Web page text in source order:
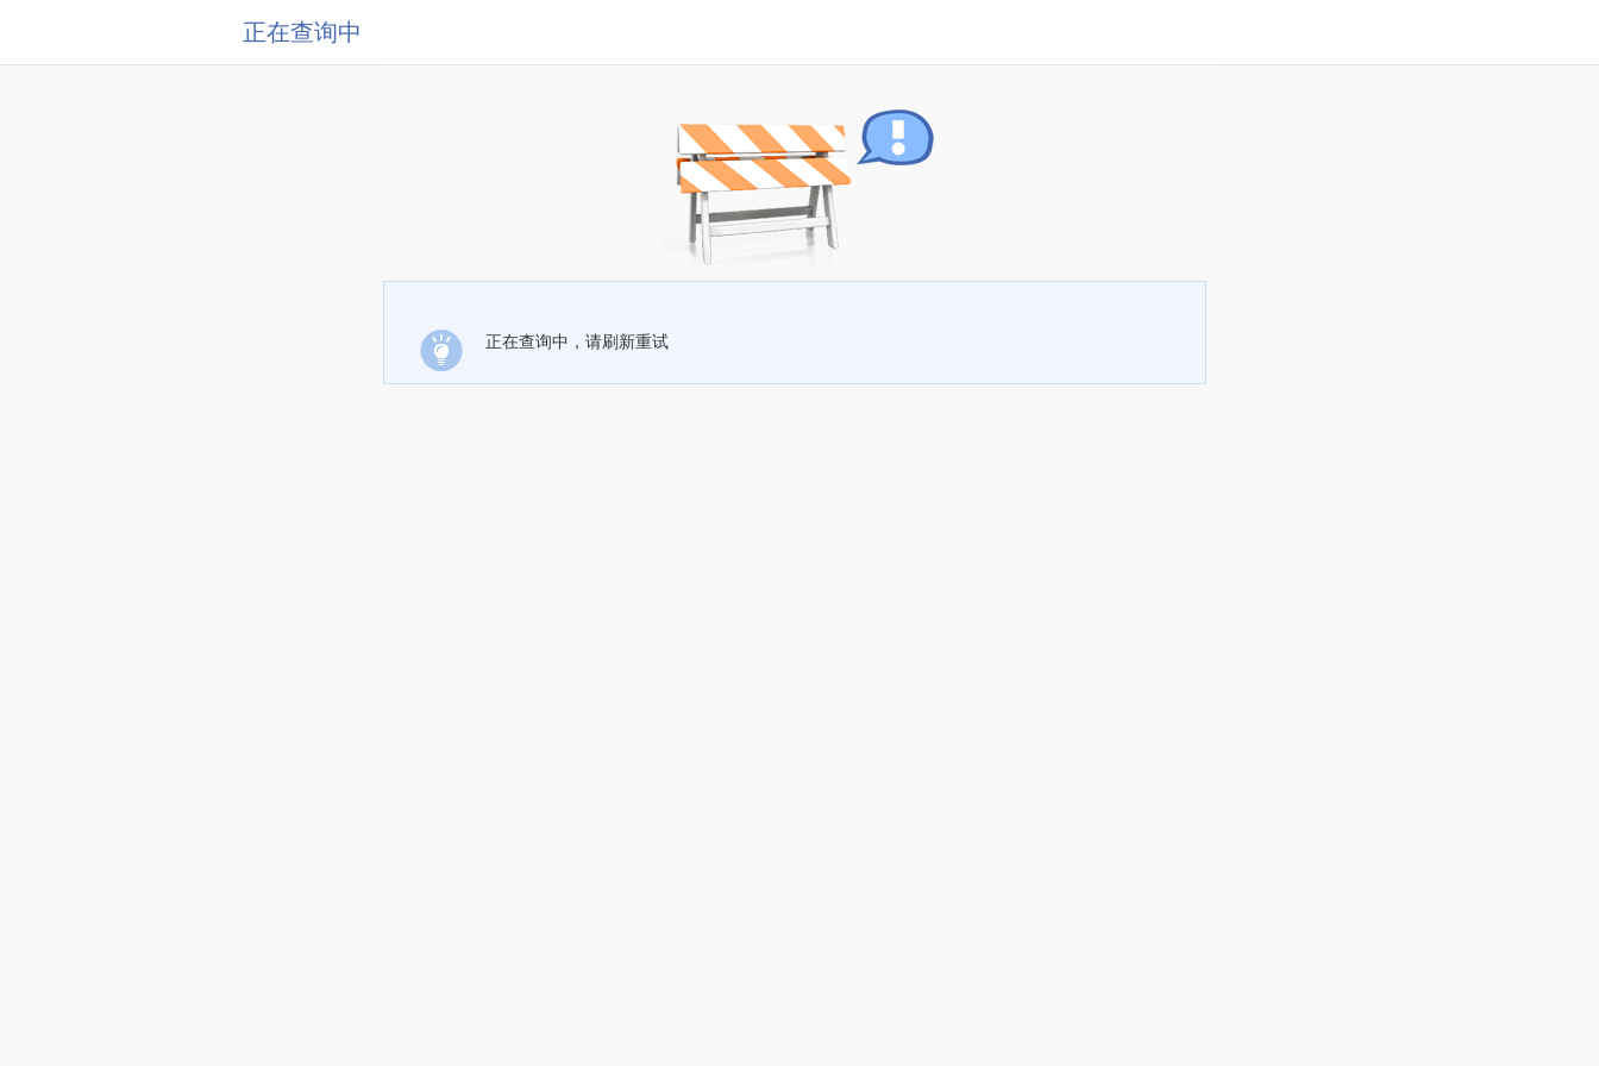
正在查询中
正在查询中，请刷新重试